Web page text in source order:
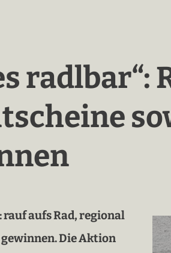
radlbar“:
rauf aufs Rad, regional
Die Aktion